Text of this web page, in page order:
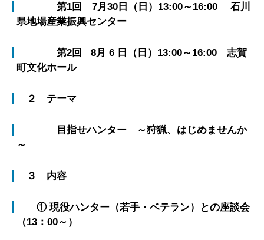
第1回 7月30日（日）13:00～16:00 石川
県地場産業振興センター
第2回 8月 6 日（日）13:00～16:00 志賀
町文化ホール
２ テーマ
目指せハンター ～狩猟、はじめませんか
～
３ 内容
① 現役ハンター（若手・ベテラン）との座談会
（13：00～）